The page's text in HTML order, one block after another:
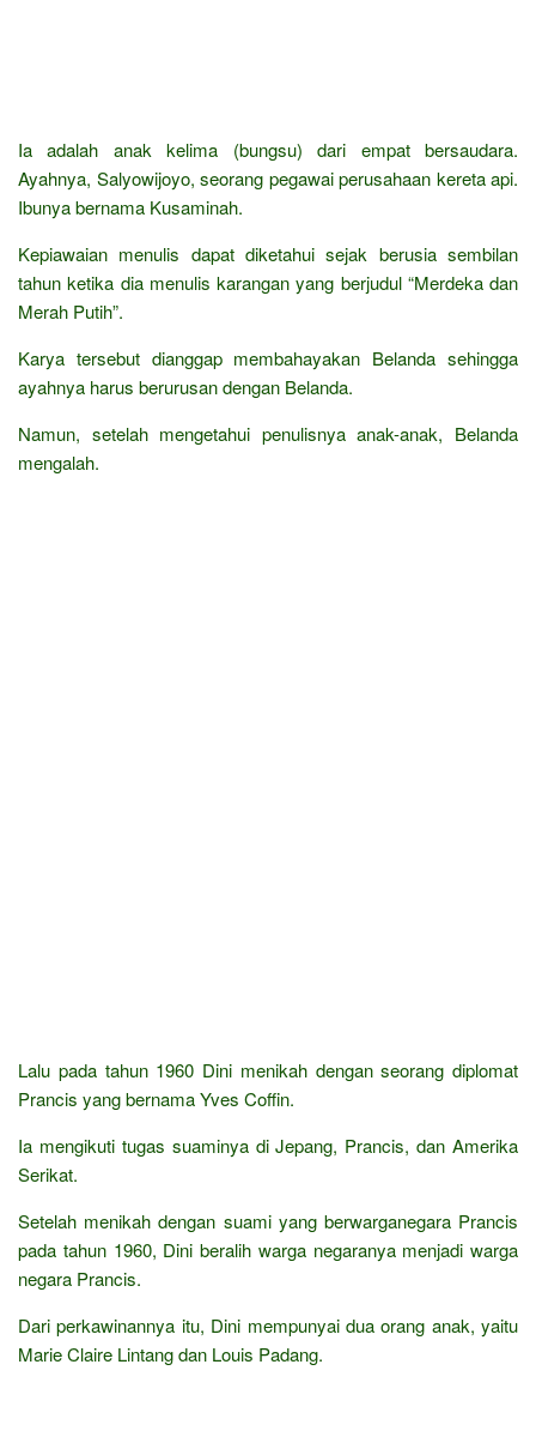
Ia adalah anak kelima (bungsu) dari empat bersaudara.
Ayahnya, Salyowijoyo, seorang pegawai perusahaan kereta api.
Ibunya bernama Kusaminah.
Kepiawaian menulis dapat diketahui sejak berusia sembilan
tahun ketika dia menulis karangan yang berjudul “Merdeka dan
Merah Putih”.
Karya tersebut dianggap membahayakan Belanda sehingga
ayahnya harus berurusan dengan Belanda.
Namun, setelah mengetahui penulisnya anak-anak, Belanda
mengalah.
Lalu pada tahun 1960 Dini menikah dengan seorang diplomat
Prancis yang bernama Yves Coffin.
Ia mengikuti tugas suaminya di Jepang, Prancis, dan Amerika
Serikat.
Setelah menikah dengan suami yang berwarganegara Prancis
pada tahun 1960, Dini beralih warga negaranya menjadi warga
negara Prancis.
Dari perkawinannya itu, Dini mempunyai dua orang anak, yaitu
Marie Claire Lintang dan Louis Padang.